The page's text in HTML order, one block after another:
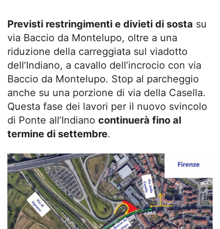
Previsti restringimenti e divieti di sosta su
via Baccio da Montelupo, oltre a una
riduzione della carreggiata sul viadotto
dell’Indiano, a cavallo dell’incrocio con via
Baccio da Montelupo. Stop al parcheggio
anche su una porzione di via della Casella.
Questa fase dei lavori per il nuovo svincolo
di Ponte all’Indiano continuerà fino al
termine di settembre.